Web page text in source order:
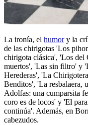
La ironía, el humory la
de las chirigotas 'Los
chirigota clásica', 'Los del
muertos', 'Las sin filtro' y
Herederas', 'La
Benditos', 'La resbalaera,
Adolfas: una cumparsita
coro es de locos' y 'El
continúa'. Además, en
cabezudos.